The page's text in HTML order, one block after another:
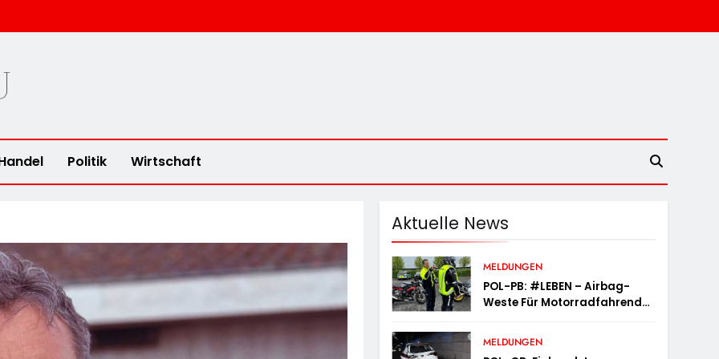
Politik Wirtschaft
Aktuelle News
MELDUNGEN
POL-PB: #LEBEN – Airbag-
Weste Für Motorradfahrende
MELDUNGEN